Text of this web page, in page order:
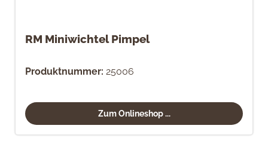
RM Miniwichtel Pimpel
Produktnummer: 25006
Zum Onlineshop ...